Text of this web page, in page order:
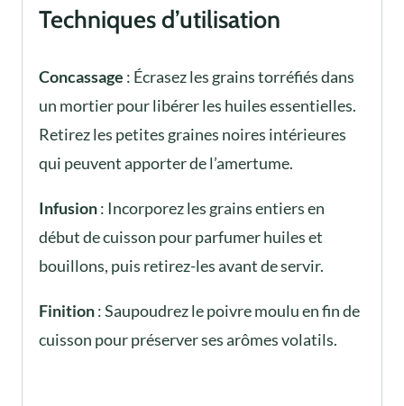
Techniques d’utilisation
Concassage : Écrasez les grains torréfiés dans
un mortier pour libérer les huiles essentielles.
Retirez les petites graines noires intérieures
qui peuvent apporter de l’amertume.
Infusion: Incorporez les grains entiers en
début de cuisson pour parfumer huiles et
bouillons, puis retirez-les avant de servir.
Finition: Saupoudrez le poivre moulu en fin de
cuisson pour préserver ses arômes volatils.